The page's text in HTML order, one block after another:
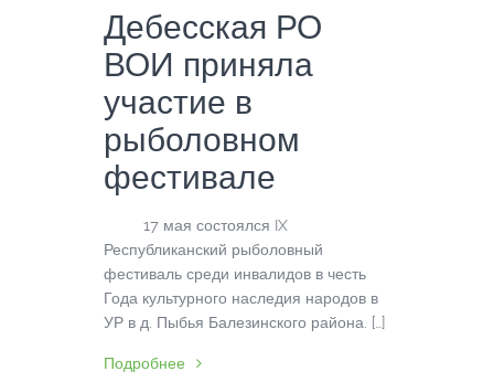
Дебесская РО
ВОИ приняла
участие в
рыболовном
фестивале
17 мая состоялся IX
Республиканский рыболовный
фестиваль среди инвалидов в честь
Года культурного наследия народов в
УР в д. Пыбья Балезинского района. […]
Подробнее